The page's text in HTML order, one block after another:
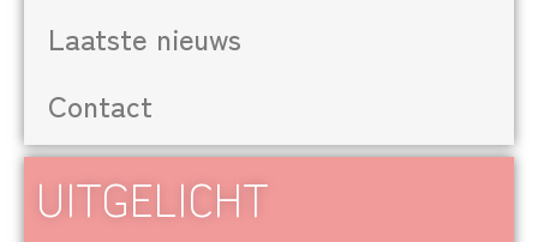
Laatste nieuws
Contact
UITGELICHT